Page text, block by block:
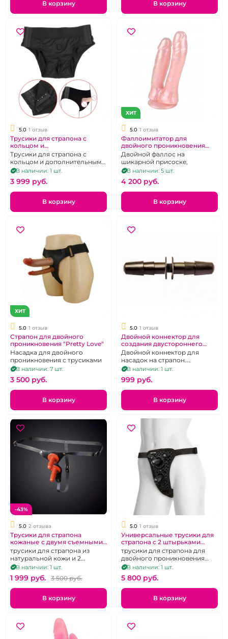
В корзину В корзину
5.0 1 отзыв
Трусики для страпона с
кольцом и
дополнительными крючками
Трусики для страпона с
кольцом и дополнительными
крючками для двойного
проникновения
В наличии: 1 шт.
3 999 pуб.
В корзину
ХИТ
5.0 1 отзыв
Фаллоимитатор для
двойного проникновения
"Lola" Baroque Pearl розовый
с перлумутром
Двойной фаллос на
шикарной присоске,
В наличии: 5 шт.
4 200 pуб.
В корзину
ХИТ
5.0 1 отзыв
Страпон для двойного
проникновения "Pretty Love"
Насадка для двойного
проникновения с трусиками
В наличии: 7 шт.
3 500 pуб.
В корзину
5.0 1 отзыв
Двойной коннектор для
создания двустороннего
страпона
Двойной коннектор для
насадок на страпон.
Соеденив две насадки -
получится двухсторонний
фаллос
В наличии: 1 шт.
999 pуб.
В корзину
-43%
5.0 2 отзыва
Трусики для страпона
кожаные с двумя съемными
штырьками "Sitabella" черные
трусики для страпона из
натуральной кожи и 2
штырька
В наличии: 1 шт.
1 999 pуб. 3 500 pуб.
В корзину
5.0 1 отзыв
Универсальные трусики для
страпона с 2 штырьками
Харнесс Vac-U-Lock - Double
Penetration Velvet Harness
трусики для страпона для
двойного проникновения
джокки, два кольца и два
В наличии: 1 шт.
5 800 pуб.
В корзину